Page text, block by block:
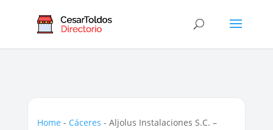
Home - Cáceres‎ - Aljolus Instalaciones S.C. –